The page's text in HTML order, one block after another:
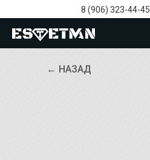
8 (906) 323-44-45
← НАЗАД